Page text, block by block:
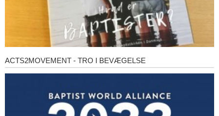
Acts2Movement
ACTS2MOVEMENT - TRO I BEVÆGELSE